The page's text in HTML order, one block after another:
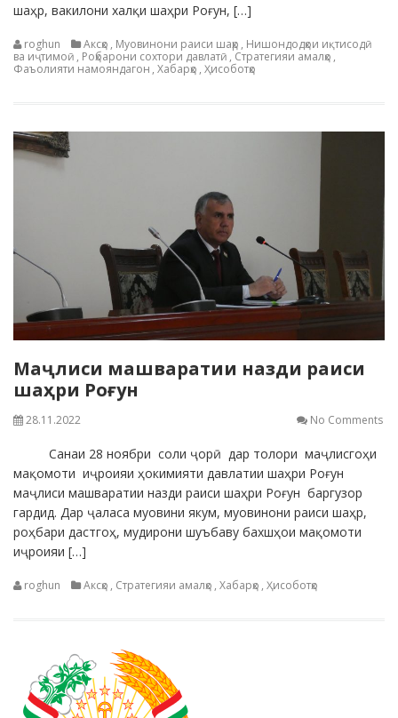
шаҳр, вакилони халқи шаҳри Роғун, […]
roghun Аксҳо , Муовинони раиси шаҳр , Нишондодҳои иқтисодӣ
ва иҷтимоӣ , Роҳбарони сохтори давлатӣ , Стратегияи амалҳо ,
Фаъолияти намояндагон , Хабарҳо , Ҳисоботҳо
Маҷлиси машваратии назди раиси
шаҳри Роғун
28.11.2022 No Comments
Санаи 28 ноябри соли ҷорӣ дар толори маҷлисгоҳи
мақомоти иҷроияи ҳокимияти давлатии шаҳри Роғун
маҷлиси машваратии назди раиси шаҳри Роғун баргузор
гардид. Дар ҷаласа муовини якум, муовинони раиси шаҳр,
роҳбари дастгоҳ, мудирони шуъбаву бахшҳои мақомоти
иҷроияи […]
roghun Аксҳо , Стратегияи амалҳо , Хабарҳо , Ҳисоботҳо